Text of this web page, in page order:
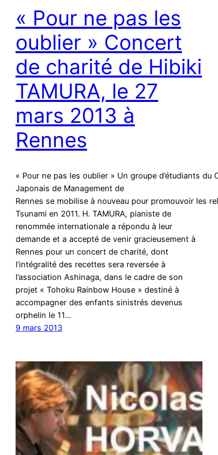
« Pour ne pas les
oublier » Concert
de charité de Hibiki
TAMURA, le 27
mars 2013 à
Rennes
« Pour ne pas les oublier » Un groupe d’étudiants du
Japonais de Management de
Rennes se mobilise à nouveau pour promouvoir les
Tsunami en 2011. H. TAMURA, pianiste de
renommée internationale a répondu à leur
demande et a accepté de venir gracieusement à
Rennes pour un concert de charité, dont
l’intégralité des recettes sera reversée à
l’association Ashinaga, dans le cadre de son
projet « Tohoku Rainbow House » destiné à
accompagner des enfants sinistrés devenus
orphelin le 11…
9 mars 2013